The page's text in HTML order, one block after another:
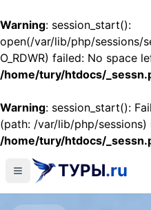
Warning: session_start():
open(/var/lib/php/sessions/
O_RDWR) failed: No space
/home/tury/htdocs/
Warning: session_start():
(path: /var/lib/php/sessions)
/home/tury/htdocs/
ТУРЫ.ru